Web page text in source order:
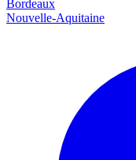
Bordeaux
Nouvelle-Aquitaine